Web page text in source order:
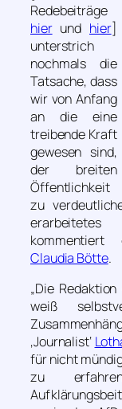
Redebeiträge
hierund hier]
unterstrich
nochmals die
Tatsache, dass
wir von Anfang
an die eine
treibende Kraft
gewesen sind,
der breiten
Öffentlichkeit
zu
kommentiert
Claudia Bötte.
„Die
weiß
‚Journalist‘
für nicht
zu